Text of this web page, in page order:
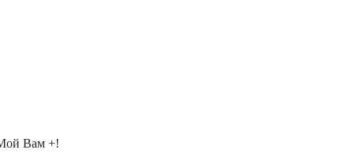
Вам +!